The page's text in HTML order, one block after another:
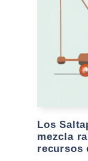
Los
mezcla
recursos